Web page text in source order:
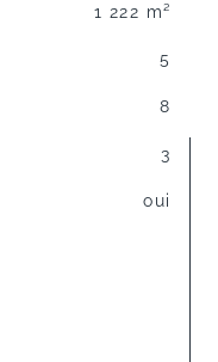
1 222 m²
5
8
3
oui